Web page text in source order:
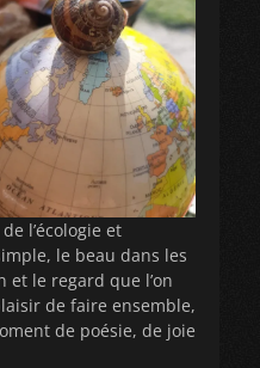
l’écologie et
le beau dans les
et le regard que l’on
de faire ensemble,
de poésie, de joie